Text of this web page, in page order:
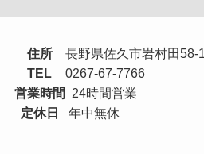
住所
長野県佐久市岩村田58-1
TEL
0267-67-7766
営業時間
24時間営業
定休日
年中無休